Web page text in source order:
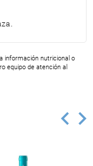
información nutricional o
equipo de atención al